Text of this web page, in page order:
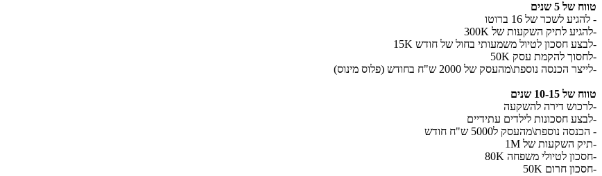
טווח של 5 שנים
- להגיע לשכר של 16 ברוטו
-להגיע לתיק השקעות של 300K
-לבצע חסכון לטיול משמעותי בחול של חודש 15K
-לחסוך להקמת עסק 50K
-לייצר הכנסה נוספת\מהעסק של 2000 ש"ח בחודש (פלוס מינוס)
טווח של 10-15 שנים
-לרכוש דירה להשקעה
-לבצע חסכונות לילדים עתידיים
- הכנסה נוספת\מהעסק ל5000 ש"ח חודש
-תיק השקעות של 1M
-חסכון לטיולי משפחה 80K
-חסכון חרום 50K